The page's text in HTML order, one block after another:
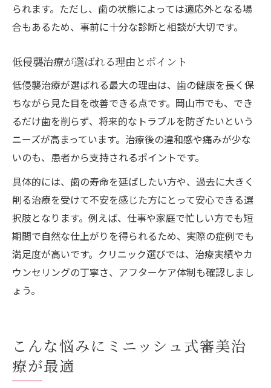
られます。ただし、歯の状態によっては適応外となる場
合もあるため、事前に十分な診断と相談が大切です。
低侵襲治療が選ばれる理由とポイント
低侵襲治療が選ばれる最大の理由は、歯の健康を長く保
ちながら見た目を改善できる点です。岡山市でも、でき
るだけ歯を削らず、将来的なトラブルを防ぎたいという
ニーズが高まっています。治療後の違和感や痛みが少な
いのも、患者から支持されるポイントです。
具体的には、歯の寿命を延ばしたい方や、過去に大きく
削る治療を受けて不安を感じた方にとって安心できる選
択肢となります。例えば、仕事や家庭で忙しい方でも短
期間で自然な仕上がりを得られるため、実際の症例でも
満足度が高いです。クリニック選びでは、治療実績やカ
ウンセリングの丁寧さ、アフターケア体制も確認しまし
ょう。
こんな悩みにミニッシュ式審美治
療が最適